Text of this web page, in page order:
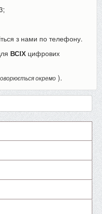
з нами по телефону.
ВСІХ цифрових
окремо ).